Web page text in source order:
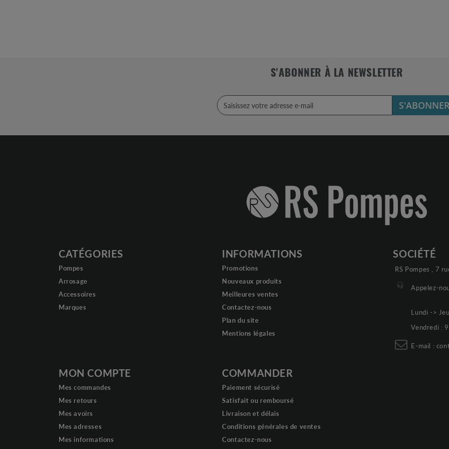
S'ABONNER À LA NEWSLETTER
CATÉGORIES
Pompes
Arrosage
Accessoires
Marques
INFORMATIONS
Promotions
Nouveaux produits
Meilleures ventes
Contactez-nous
Plan du site
Mentions légales
MON COMPTE
Mes commandes
Mes retours
Mes avoirs
Mes adresses
Mes informations
COMMANDER
Paiement sécurisé
Satisfait ou remboursé
Livraison et délais
Conditions générales de ventes
Contactez-nous
SOCIÉTÉ
RS Pompes , 7
Appelez-
Lundi ->
Vendredi :
E-mail :